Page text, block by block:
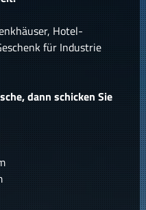
Hotel-
für Industrie
dann schicken Sie